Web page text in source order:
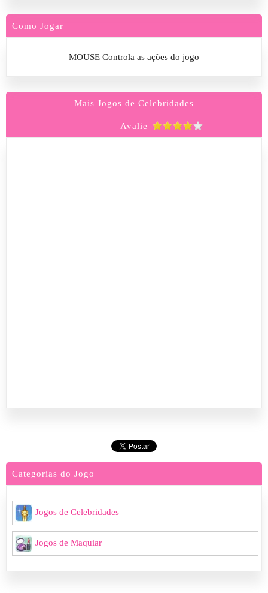
Como Jogar
MOUSE Controla as ações do jogo
Mais Jogos de Celebridades
Avalie
Categorias do Jogo
Jogos de Celebridades
Jogos de Maquiar